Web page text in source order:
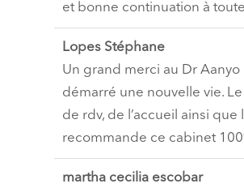
et bonne continuation à
Lopes Stéphane
Un grand merci au Dr
démarré une nouvelle vie.
de rdv, de l’accueil ainsi
recommande ce cabinet
martha cecilia escobar